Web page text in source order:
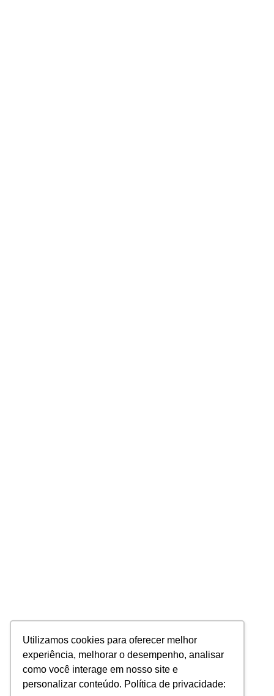
Utilizamos cookies para oferecer melhor
experiência, melhorar o desempenho, analisar
como você interage em nosso site e
personalizar conteúdo. Política de privacidade: